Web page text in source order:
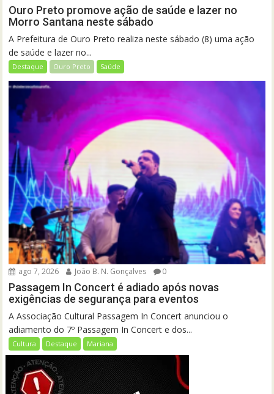
Ouro Preto promove ação de saúde e lazer no
Morro Santana neste sábado
A Prefeitura de Ouro Preto realiza neste sábado (8) uma ação
de saúde e lazer no...
Destaque Ouro Preto Saúde
ago 7, 2026 João B. N. Gonçalves 0
Passagem In Concert é adiado após novas
exigências de segurança para eventos
A Associação Cultural Passagem In Concert anunciou o
adiamento do 7º Passagem In Concert e dos...
Cultura Destaque Mariana